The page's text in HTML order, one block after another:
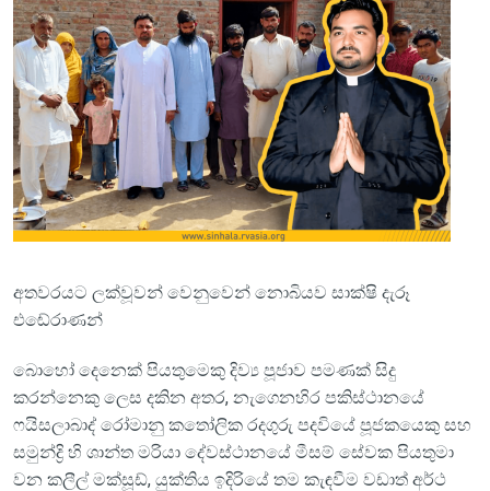
අතවරයට ලක්වූවන් වෙනුවෙන් නොබියව සාක්ෂි දැරූ
එඬේරාණන්
බොහෝ දෙනෙක් පියතුමෙකු දිව්‍ය පූජාව පමණක් සිදු
කරන්නෙකු ලෙස දකින අතර, නැගෙනහිර පකිස්ථානයේ
ෆයිසලාබාද් රෝමානු කතෝලික රදගුරු පදවියේ පූජකයෙකු සහ
සමුන්ද්‍රි හි ශාන්ත මරියා දේවස්ථානයේ මීසම් සේවක පියතුමා
වන කලීල් මක්සූඩ්, යුක්තිය ඉදිරියේ තම කැඳවීම වඩාත් අර්ථ